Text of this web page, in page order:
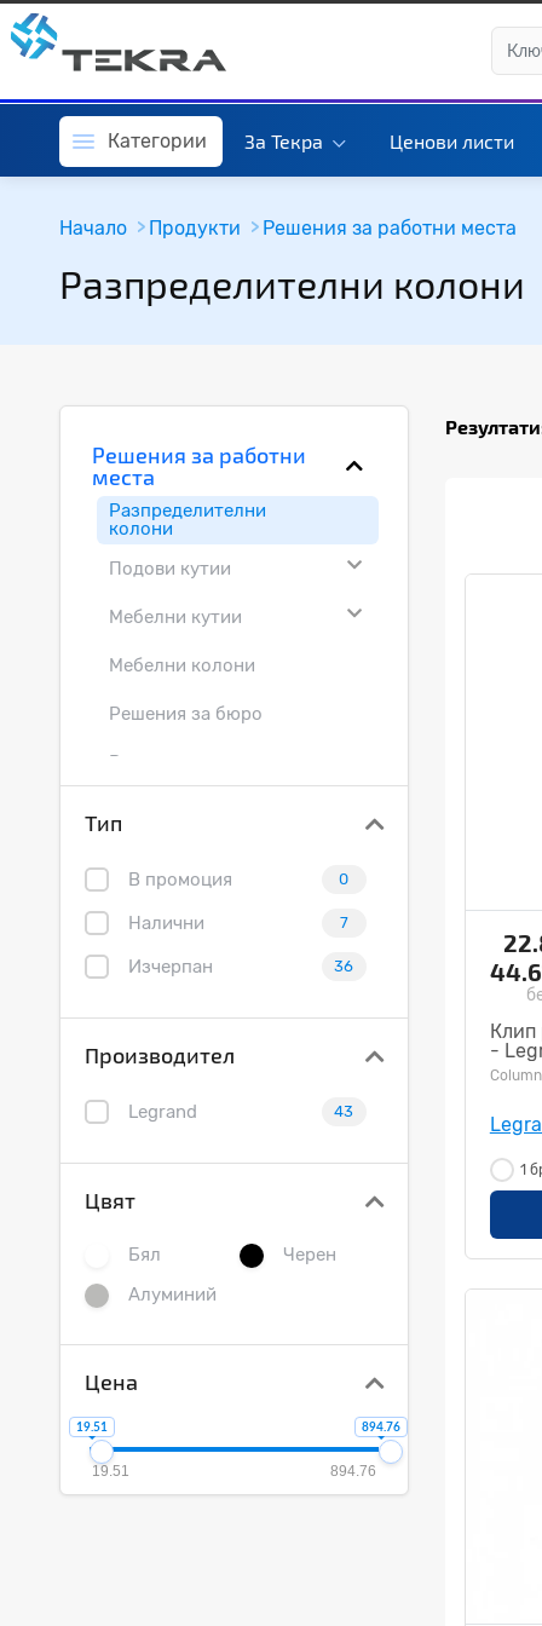
Категории За Текра Ценови листи
Начало Продукти Решения за работни места
Разпределителни колони
Решения за работни
места
Разпределителни
колони
Подови кутии
Мебелни кутии
Мебелни колони
Решения за бюро
Решения за стена
Тип
В промоция 0
Налични 7
Изчерпан 36
Производител
Legrand 43
Цвят
Бял
Черен
Алуминий
Цена
19.51 894.76
19.51 894.76
Клип
-
1